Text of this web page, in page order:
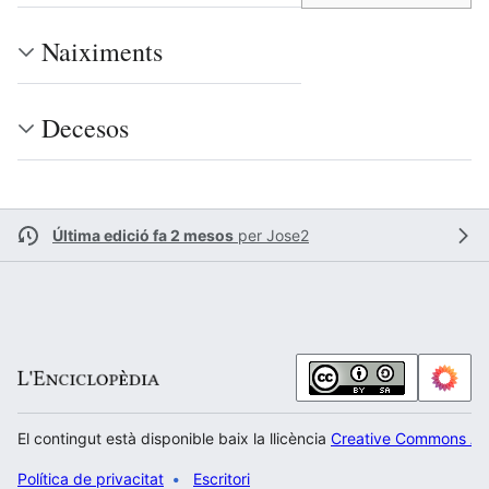
Naiximents
Decesos
Última edició fa 2 mesos per Jose2
El contingut està disponible baix la llicència Creative Commons
Política de privacitat Escritori